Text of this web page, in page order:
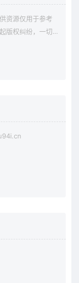
资源仅用于参考
版权纠纷，一切